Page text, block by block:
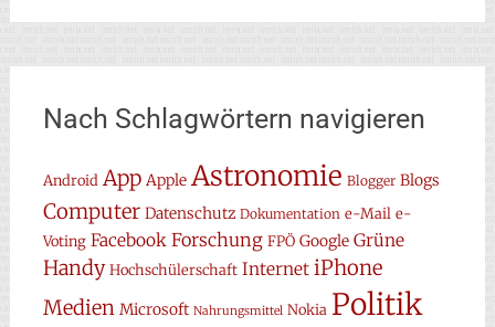
Nach Schlagwörtern navigieren
Android App Apple Astronomie Blogger Blogs
Computer Datenschutz Dokumentation e-Mail e-
Voting Facebook Forschung FPÖ Google Grüne
Handy Hochschülerschaft Internet iPhone
Medien Microsoft Nahrungsmittel Nokia Politik